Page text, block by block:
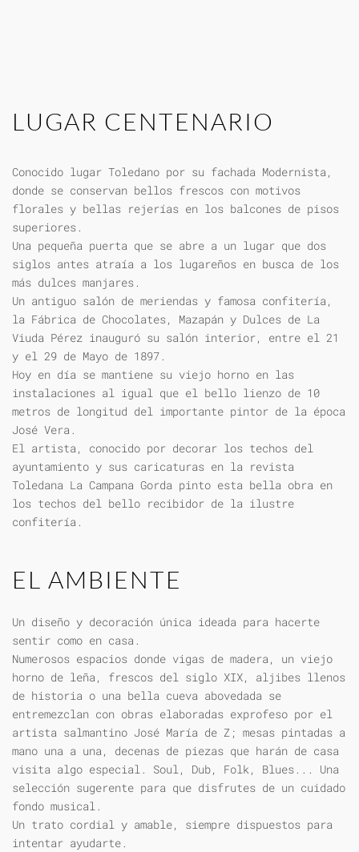
LUGAR CENTENARIO
Conocido lugar Toledano por su fachada Modernista,
donde se conservan bellos frescos con motivos
florales y bellas rejerías en los balcones de pisos
superiores.
Una pequeña puerta que se abre a un lugar que dos
siglos antes atraía a los lugareños en busca de los
más dulces manjares.
Un antiguo salón de meriendas y famosa confitería,
la Fábrica de Chocolates, Mazapán y Dulces de La
Viuda Pérez inauguró su salón interior, entre el 21
y el 29 de Mayo de 1897.
Hoy en día se mantiene su viejo horno en las
instalaciones al igual que el bello lienzo de 10
metros de longitud del importante pintor de la época
José Vera.
El artista, conocido por decorar los techos del
ayuntamiento y sus caricaturas en la revista
Toledana La Campana Gorda pinto esta bella obra en
los techos del bello recibidor de la ilustre
confitería.
EL AMBIENTE
Un diseño y decoración única ideada para hacerte
sentir como en casa.
Numerosos espacios donde vigas de madera, un viejo
horno de leña, frescos del siglo XIX, aljibes llenos
de historia o una bella cueva abovedada se
entremezclan con obras elaboradas exprofeso por el
artista salmantino José María de Z; mesas pintadas a
mano una a una, decenas de piezas que harán de casa
visita algo especial. Soul, Dub, Folk, Blues... Una
selección sugerente para que disfrutes de un cuidado
fondo musical.
Un trato cordial y amable, siempre dispuestos para
intentar ayudarte.